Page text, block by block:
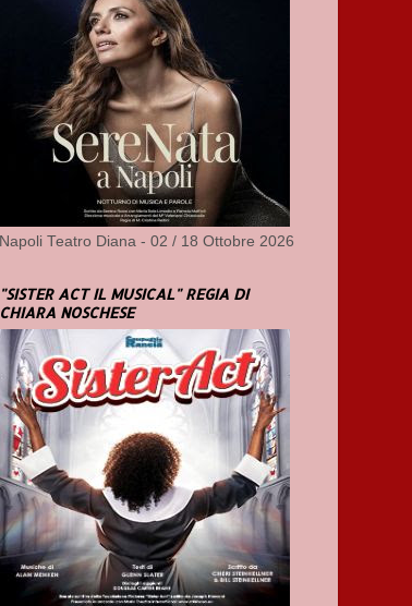
Napoli Teatro Diana - 02 / 18 Ottobre 2026
"SISTER ACT IL MUSICAL" REGIA DI
CHIARA NOSCHESE